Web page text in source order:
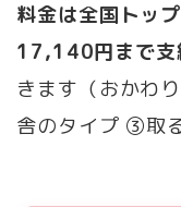
料金は全国トッ
17,140円まで支
きます（おかわ
舎のタイプ ③取